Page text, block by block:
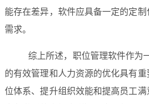
能存在差异，软件应具备一定的定
需求。
综上所述，职位管理软件作为
的有效管理和人力资源的优化具有
位体系、提升组织效能和提高员工